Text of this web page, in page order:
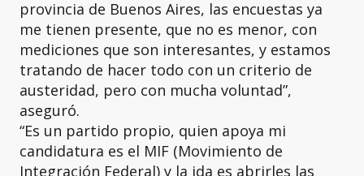
provincia de Buenos Aires, las encuestas ya
me tienen presente, que no es menor, con
mediciones que son interesantes, y estamos
tratando de hacer todo con un criterio de
austeridad, pero con mucha voluntad”,
aseguró.
“Es un partido propio, quien apoya mi
candidatura es el MIF (Movimiento de
Integración Federal) y la ida es abrirles las